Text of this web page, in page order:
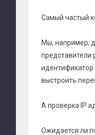
Самый частый
Мы, например,
представители
идентификатор
выстроить
А проверка IP
Ожидается ли